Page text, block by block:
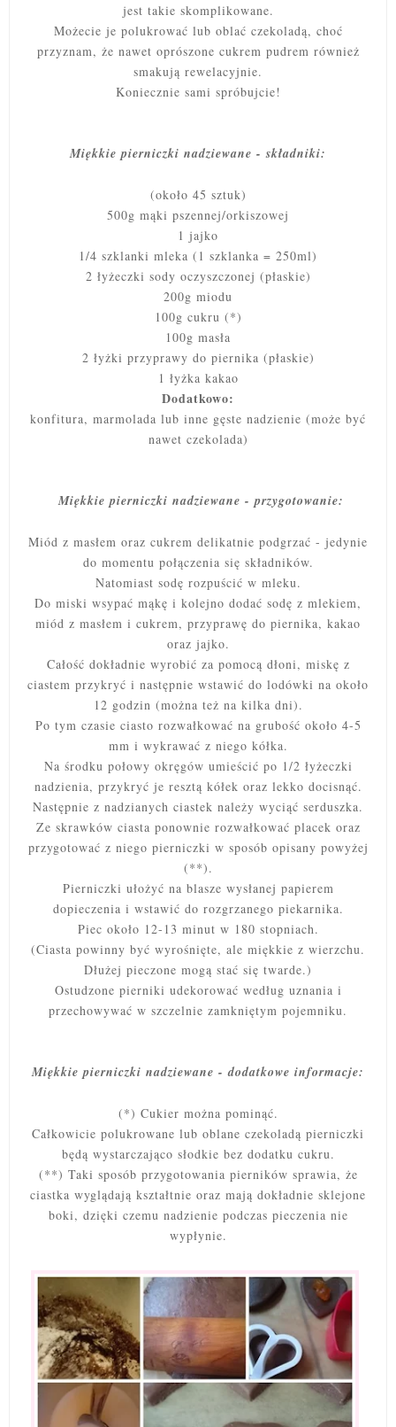
jest takie skomplikowane.
Możecie je polukrować lub oblać czekoladą, choć
przyznam, że nawet oprószone cukrem pudrem również
smakują rewelacyjnie.
Koniecznie sami spróbujcie!
Miękkie pierniczki nadziewane - składniki:
(około 45 sztuk)
500g mąki pszennej/orkiszowej
1 jajko
1/4 szklanki mleka (1 szklanka = 250ml)
2 łyżeczki sody oczyszczonej (płaskie)
200g miodu
100g cukru (*)
100g masła
2 łyżki przyprawy do piernika (płaskie)
1 łyżka kakao
Dodatkowo:
konfitura, marmolada lub inne gęste nadzienie (może być
nawet czekolada)
Miękkie pierniczki nadziewane - przygotowanie:
Miód z masłem oraz cukrem delikatnie podgrzać - jedynie
do momentu połączenia się składników.
Natomiast sodę rozpuścić w mleku.
Do miski wsypać mąkę i kolejno dodać sodę z mlekiem,
miód z masłem i cukrem, przyprawę do piernika, kakao
oraz jajko.
Całość dokładnie wyrobić za pomocą dłoni, miskę z
ciastem przykryć i następnie wstawić do lodówki na około
12 godzin (można też na kilka dni).
Po tym czasie ciasto rozwałkować na grubość około 4-5
mm i wykrawać z niego kółka.
Na środku połowy okręgów umieścić po 1/2 łyżeczki
nadzienia, przykryć je resztą kółek oraz lekko docisnąć.
Następnie z nadzianych ciastek należy wyciąć serduszka.
Ze skrawków ciasta ponownie rozwałkować placek oraz
przygotować z niego pierniczki w sposób opisany powyżej
(**).
Pierniczki ułożyć na blasze wysłanej papierem
dopieczenia i wstawić do rozgrzanego piekarnika.
Piec około 12-13 minut w 180 stopniach.
(Ciasta powinny być wyrośnięte, ale miękkie z wierzchu.
Dłużej pieczone mogą stać się twarde.)
Ostudzone pierniki udekorować według uznania i
przechowywać w szczelnie zamkniętym pojemniku.
Miękkie pierniczki nadziewane - dodatkowe informacje:
(*) Cukier można pominąć.
Całkowicie polukrowane lub oblane czekoladą pierniczki
będą wystarczająco słodkie bez dodatku cukru.
(**) Taki sposób przygotowania pierników sprawia, że
ciastka wyglądają kształtnie oraz mają dokładnie sklejone
boki, dzięki czemu nadzienie podczas pieczenia nie
wypłynie.